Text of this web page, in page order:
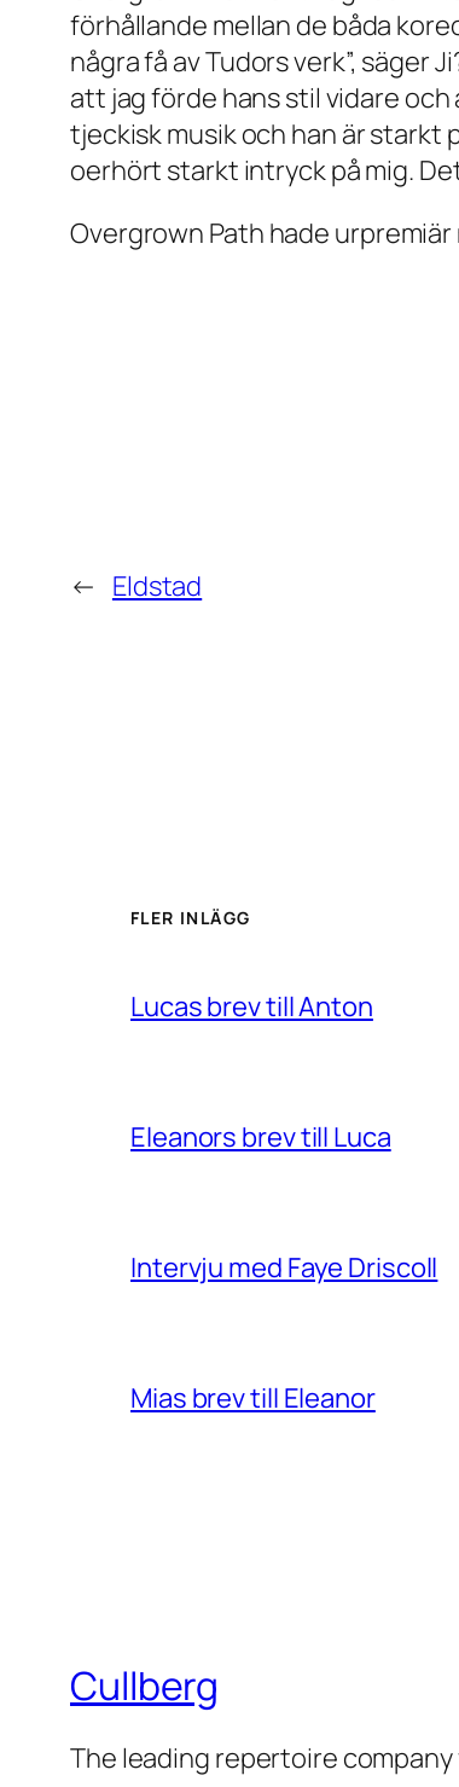
förhållande mellan de båda
några få av Tudors verk”, säger
att jag förde hans stil vidare
tjeckisk musik och han är starkt
oerhört starkt intryck på mig.
Overgrown Path hade
← Eldstad
FLER INLÄGG
Lucas brev till Anton
Eleanors brev till Luca
Intervju med Faye Driscoll
Mias brev till Eleanor
Cullberg
The leading repertoire